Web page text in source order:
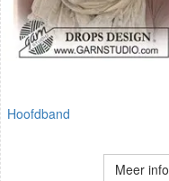
Hoofdband
Meer info